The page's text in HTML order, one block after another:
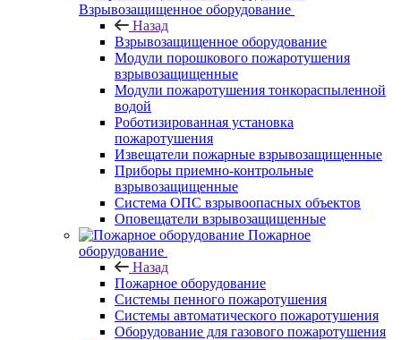
Взрывозащищенное оборудование
Назад
Взрывозащищенное оборудование
Модули порошкового пожаротушения
взрывозащищенные
Модули пожаротушения тонкораспыленной
водой
Роботизированная установка
пожаротушения
Извещатели пожарные взрывозащищенные
Приборы приемно-контрольные
взрывозащищенные
Система ОПС взрывоопасных объектов
Оповещатели взрывозащищенные
Пожарное
оборудование
Назад
Пожарное оборудование
Системы пенного пожаротушения
Системы автоматического пожаротушения
Оборудование для газового пожаротушения